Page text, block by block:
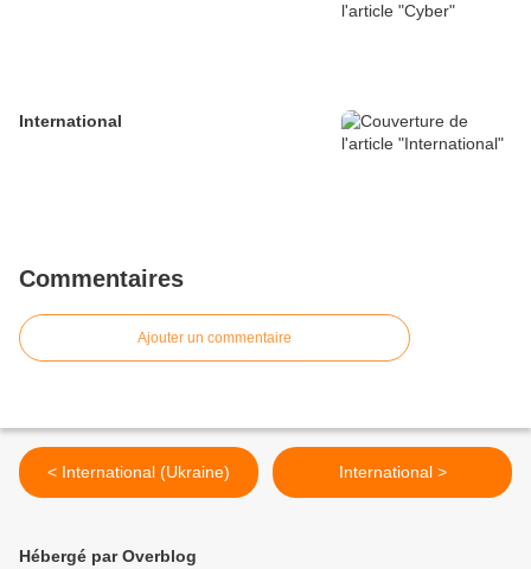
International
Commentaires
Ajouter un commentaire
< International (Ukraine) International >
Hébergé par Overblog